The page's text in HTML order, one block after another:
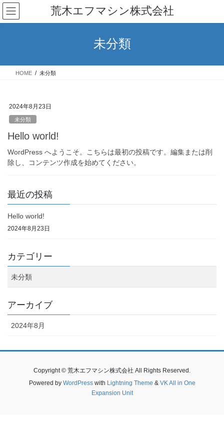
コ
ン
テ
ス
ナ
ビ
ゲ
ン
荒木エフマシン株式会社
未分類
HOME 未分類
2024年8月23日
未分類
Hello world!
WordPress へようこそ。こちらは最初の投稿です。編集または削
除し、コンテンツ作成を始めてください。
最近の投稿
Hello world!
2024年8月23日
カテゴリー
未分類
アーカイブ
2024年8月
Copyright © 荒木エフマシン株式会社 All Rights Reserved.
Powered by WordPresswith Lightning Theme & VK All in One
Expansion Unit